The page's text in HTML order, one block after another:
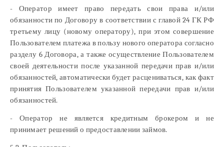
- Оператор имеет право передать свои права и/или
обязанности по Договору в соответствии с главой 24 ГК РФ
третьему лицу (новому оператору), при этом совершение
Пользователем платежа в пользу нового оператора согласно
разделу 6 Договора, а также осуществление Пользователем
своей деятельности после указанной передачи прав и/или
обязанностей, автоматически будет расцениваться, как факт
принятия Пользователем указанной передачи прав и/или
обязанностей.
- Оператор не является кредитным брокером и не
принимает решений о предоставлении займов.